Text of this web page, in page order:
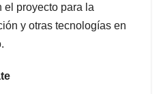
el proyecto para la
y otras tecnologías en